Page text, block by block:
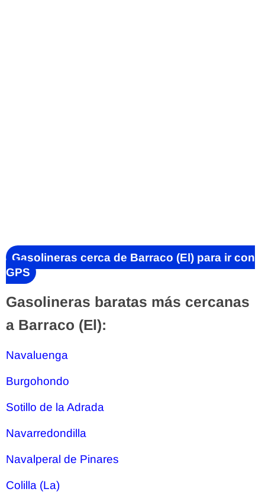
Gasolineras cerca de Barraco (El) para ir con
GPS
Gasolineras baratas más cercanas
a Barraco (El):
Navaluenga
Burgohondo
Sotillo de la Adrada
Navarredondilla
Navalperal de Pinares
Colilla (La)